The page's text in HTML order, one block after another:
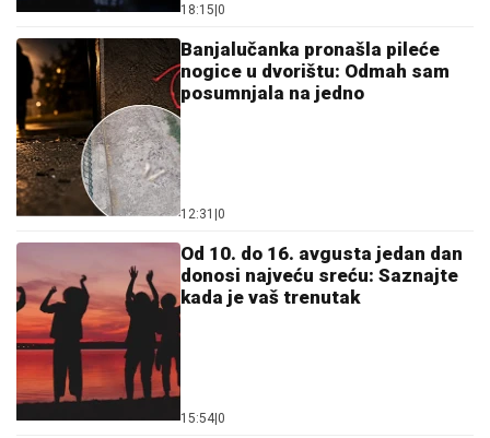
18:15 0
Banjalučanka pronašla pileće
nogice u dvorištu: Odmah sam
posumnjala na jedno
12:31 0
Od 10. do 16. avgusta jedan dan
donosi najveću sreću: Saznajte
kada je vaš trenutak
15:54 0